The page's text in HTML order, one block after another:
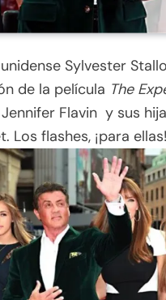
Sylvester
de la película The
Flavin y sus
Los flashes, ¡para ellas!